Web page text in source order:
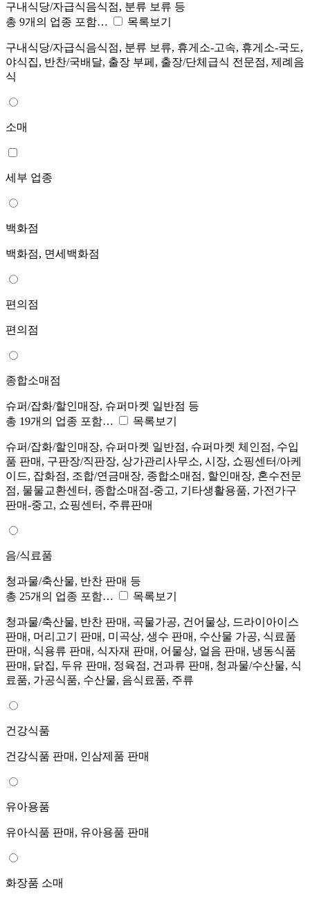
구내식당/자급식음식점, 분류 보류 등
총 9개의 업종 포함…
목록보기
구내식당/자급식음식점, 분류 보류, 휴게소-고속, 휴게소-국도,
야식집, 반찬/국배달, 출장 부페, 출장/단체급식 전문점, 제례음
식
소매
세부 업종
백화점
백화점, 면세백화점
편의점
편의점
종합소매점
슈퍼/잡화/할인매장, 슈퍼마켓 일반점 등
총 19개의 업종 포함…
목록보기
슈퍼/잡화/할인매장, 슈퍼마켓 일반점, 슈퍼마켓 체인점, 수입
품 판매, 구판장/직판장, 상가관리사무소, 시장, 쇼핑센터/아케
이드, 잡화점, 조합/연금매장, 종합소매점, 할인매장, 혼수전문
점, 물물교환센터, 종합소매점-중고, 기타생활용품, 가전가구
판매-중고, 쇼핑센터, 주류판매
음/식료품
청과물/축산물, 반찬 판매 등
총 25개의 업종 포함…
목록보기
청과물/축산물, 반찬 판매, 곡물가공, 건어물상, 드라이아이스
판매, 머리고기 판매, 미곡상, 생수 판매, 수산물 가공, 식료품
판매, 식용류 판매, 식자재 판매, 어물상, 얼음 판매, 냉동식품
판매, 닭집, 두유 판매, 정육점, 건과류 판매, 청과물/수산물, 식
료품, 가공식품, 수산물, 음식료품, 주류
건강식품
건강식품 판매, 인삼제품 판매
유아용품
유아식품 판매, 유아용품 판매
화장품 소매